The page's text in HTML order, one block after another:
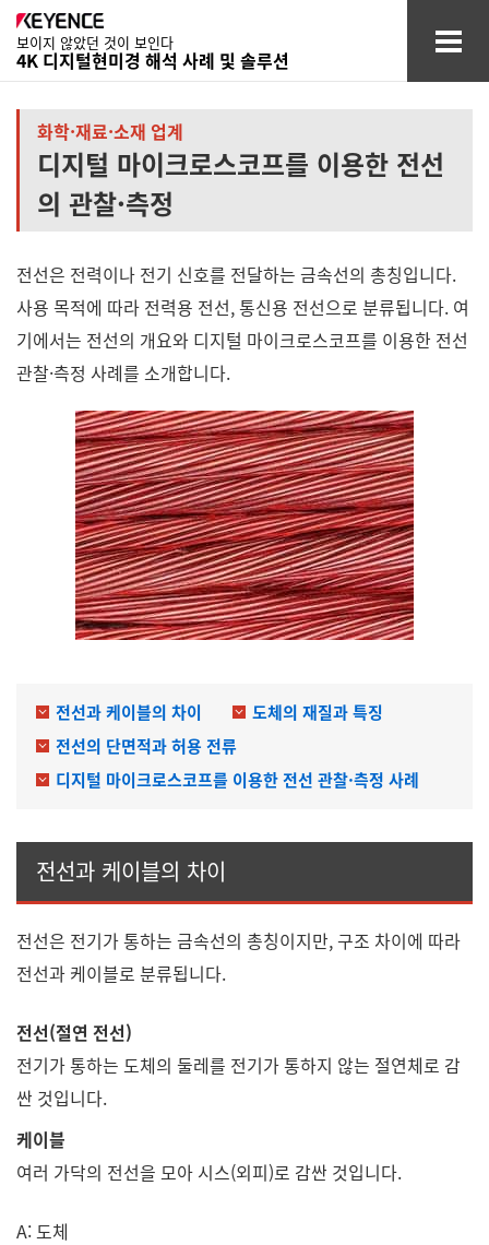
보이지 않았던 것이 보인다
4K 디지털현미경 해석 사례 및 솔루션
자동차·
전자 디바이스 업계
의료·의약· 화장품 업계
화학·재료·소재 업계
기타 업계
용어집
자료 다운로드 상담·문의
화학·재료·소재 업계
디지털 마이크로스코프를 이용한 전선
의 관찰·측정
전선은 전력이나 전기 신호를 전달하는 금속선의 총칭입니다.
사용 목적에 따라 전력용 전선, 통신용 전선으로 분류됩니다. 여
기에서는 전선의 개요와 디지털 마이크로스코프를 이용한 전선
관찰·측정 사례를 소개합니다.
전선과 케이블의 차이
도체의 재질과 특징
전선의 단면적과 허용 전류
디지털 마이크로스코프를 이용한 전선 관찰·측정 사례
전선과 케이블의 차이
전선은 전기가 통하는 금속선의 총칭이지만, 구조 차이에 따라
전선과 케이블로 분류됩니다.
전선(절연 전선)
전기가 통하는 도체의 둘레를 전기가 통하지 않는 절연체로 감
싼 것입니다.
케이블
여러 가닥의 전선을 모아 시스(외피)로 감싼 것입니다.
A: 도체